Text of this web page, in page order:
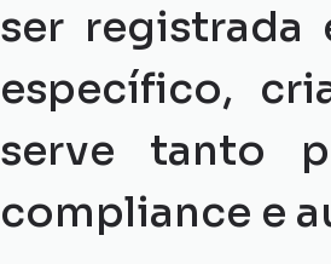
ser registrada
específico,
serve tanto
compliance e